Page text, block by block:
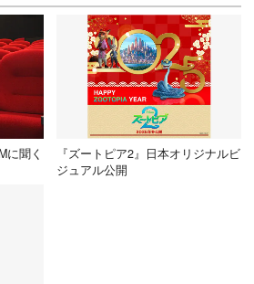
に聞く
『ズートピア2』日本オリジナルビ
ジュアル公開